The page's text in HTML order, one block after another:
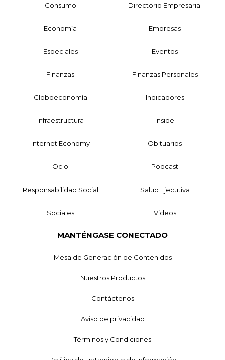
Consumo Directorio Empresarial
Economía Empresas
Especiales Eventos
Finanzas Finanzas Personales
Globoeconomía Indicadores
Infraestructura Inside
Internet Economy Obituarios
Ocio Podcast
Responsabilidad Social Salud Ejecutiva
Sociales Videos
MANTÉNGASE CONECTADO
Mesa de Generación de Contenidos
Nuestros Productos
Contáctenos
Aviso de privacidad
Términos y Condiciones